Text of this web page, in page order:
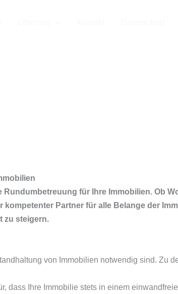
für Ihre Immobilien. Ob
kompetenter Partner für alle Belange der
zu steigern.
von Immobilien notwendig sind. Zu
dass Ihre Immobilie stets in einem